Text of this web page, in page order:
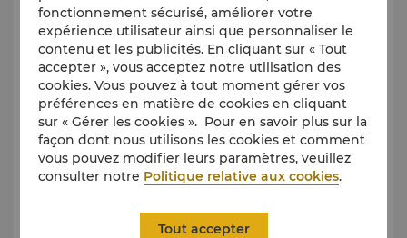
fonctionnement sécurisé, améliorer votre
expérience utilisateur ainsi que personnaliser le
contenu et les publicités. En cliquant sur « Tout
accepter », vous acceptez notre utilisation des
cookies. Vous pouvez à tout moment gérer vos
préférences en matière de cookies en cliquant
sur « Gérer les cookies ». Pour en savoir plus sur la
façon dont nous utilisons les cookies et comment
vous pouvez modifier leurs paramètres, veuillez
consulter notre Politique relative aux cookies.
Tout accepter